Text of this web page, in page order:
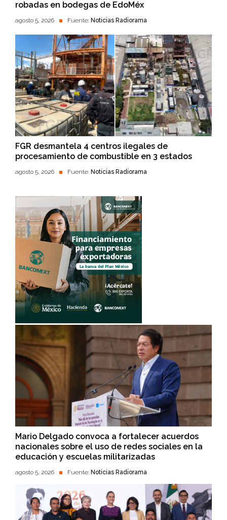
robadas en bodegas de EdoMéx
agosto 5, 2026 Fuente: Noticias Radiorama
FGR desmantela 4 centros ilegales de
procesamiento de combustible en 3 estados
agosto 5, 2026 Fuente: Noticias Radiorama
Mario Delgado convoca a fortalecer acuerdos
nacionales sobre el uso de redes sociales en la
educación y escuelas militarizadas
agosto 5, 2026 Fuente: Noticias Radiorama